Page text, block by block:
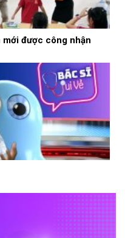
được công nhận